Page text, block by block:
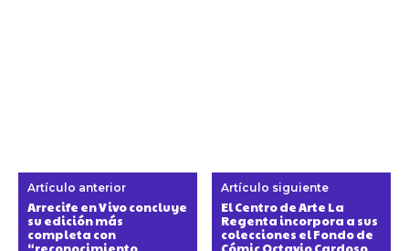
Artículo anterior
Arrecife en Vivo concluye
su edición más
completa con
Artículo siguiente
El Centro de Arte La
Regenta incorpora a sus
colecciones el Fondo de